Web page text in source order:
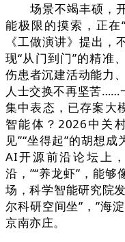
场景不竭丰硕，开
能极限的摸索，正在
《工做演讲》提出，
现“从门到门”的精准
伤患者沉建活动能力
人士交换不再坚苦……
集中表态，已存案大
智能体？2026中关
见”“坐得起”的胡想
AI开源前沿论坛上
沿，”“养龙虾”，能
场，科学智能研究院
尔科研空间坐”，”海
京南亦庄。